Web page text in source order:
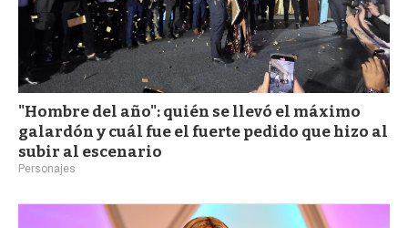
"Hombre del año": quién se llevó el máximo
galardón y cuál fue el fuerte pedido que hizo al
subir al escenario
Personajes